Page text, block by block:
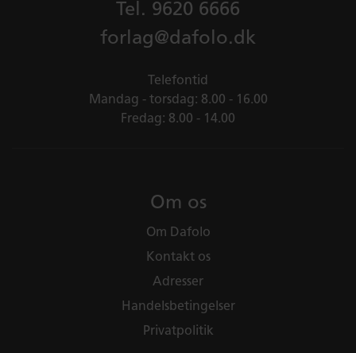
Om os
Om Dafolo
Kontakt os
Adresser
Handelsbetingelser
Privatpolitik
Tel. 9620 6666
forlag@dafolo.dk
Telefontid
Mandag - torsdag: 8.00 - 16.00
Fredag: 8.00 - 14.00